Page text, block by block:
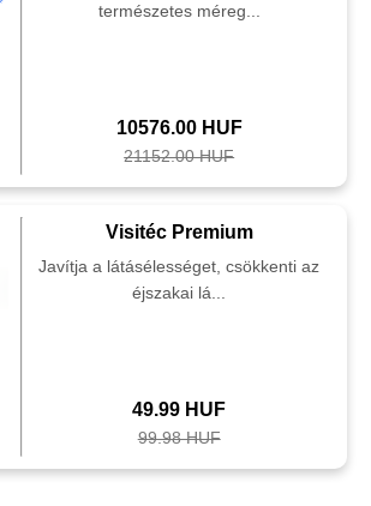
természetes méreg...
10576.00 HUF
21152.00 HUF
Visitéc Premium
Javítja a látásélességet, csökkenti az
éjszakai lá...
49.99 HUF
99.98 HUF